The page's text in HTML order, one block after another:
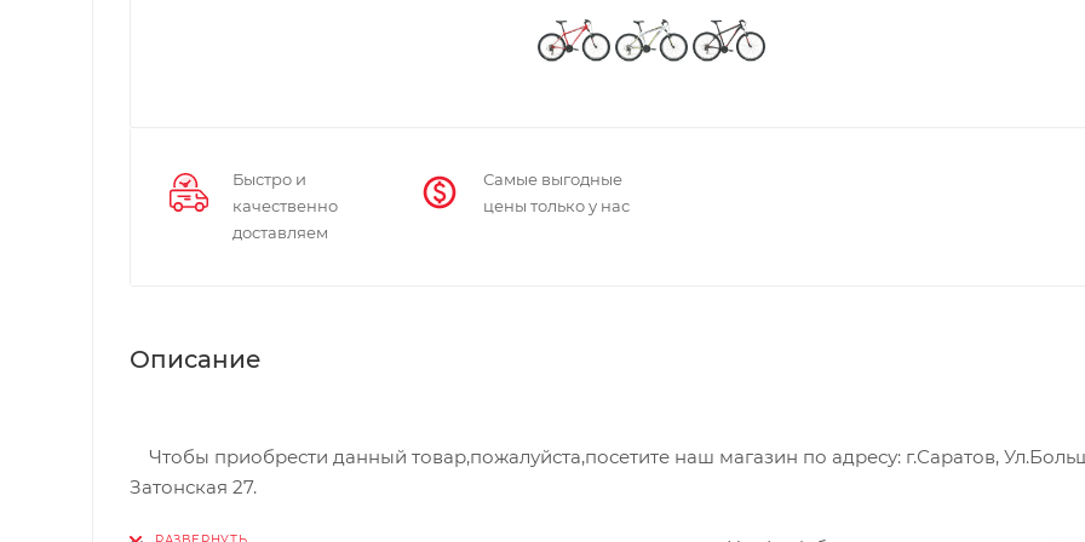
Быстро и
качественно
доставляем
Самые выгодные
цены только у нас
Описание
Чтобы приобрести данный товар,пожалуйста,посетите наш магазин по адресу: г.Саратов,
Затонская 27.